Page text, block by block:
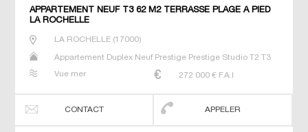
APPARTEMENT NEUF T3 62 M2 TERRASSE PLAGE À PIED
LA ROCHELLE
LA ROCHELLE(17000)
Appartement Duplex Neuf Prestige Prestige Studio T2 T3
Vue mer
272 000 € F.A.I
CONTACT APPELER